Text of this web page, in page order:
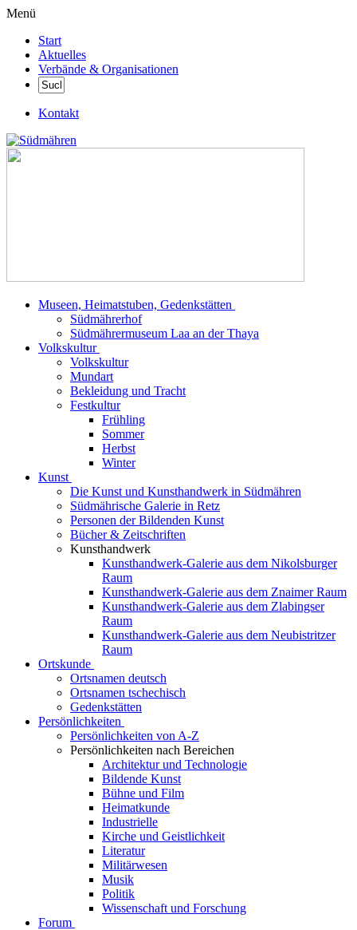
Menü
Start
Aktuelles
Verbände & Organisationen
Kontakt
Museen, Heimatstuben, Gedenkstätten
Südmährerhof
Südmährermuseum Laa an der Thaya
Volkskultur
Volkskultur
Mundart
Bekleidung und Tracht
Festkultur
Frühling
Sommer
Herbst
Winter
Kunst
Die Kunst und Kunsthandwerk in Südmähren
Südmährische Galerie in Retz
Personen der Bildenden Kunst
Bücher & Zeitschriften
Kunsthandwerk
Kunsthandwerk-Galerie aus dem Nikolsburger
Raum
Kunsthandwerk-Galerie aus dem Znaimer Raum
Kunsthandwerk-Galerie aus dem Zlabingser
Raum
Kunsthandwerk-Galerie aus dem Neubistritzer
Raum
Ortskunde
Ortsnamen deutsch
Ortsnamen tschechisch
Gedenkstätten
Persönlichkeiten
Persönlichkeiten von A-Z
Persönlichkeiten nach Bereichen
Architektur und Technologie
Bildende Kunst
Bühne und Film
Heimatkunde
Industrielle
Kirche und Geistlichkeit
Literatur
Militärwesen
Musik
Politik
Wissenschaft und Forschung
Forum